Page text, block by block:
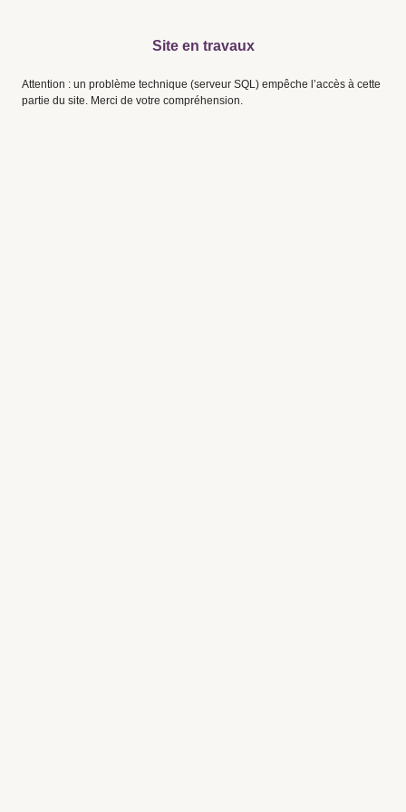
Site en travaux
Attention : un problème technique (serveur SQL) empêche l’accès à cette
partie du site. Merci de votre compréhension.